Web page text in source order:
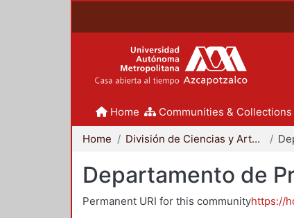
Home Communities & Collections
Home División de Ciencias y Artes para el Diseño
Departamento de
Permanent URI for this communityhttps://